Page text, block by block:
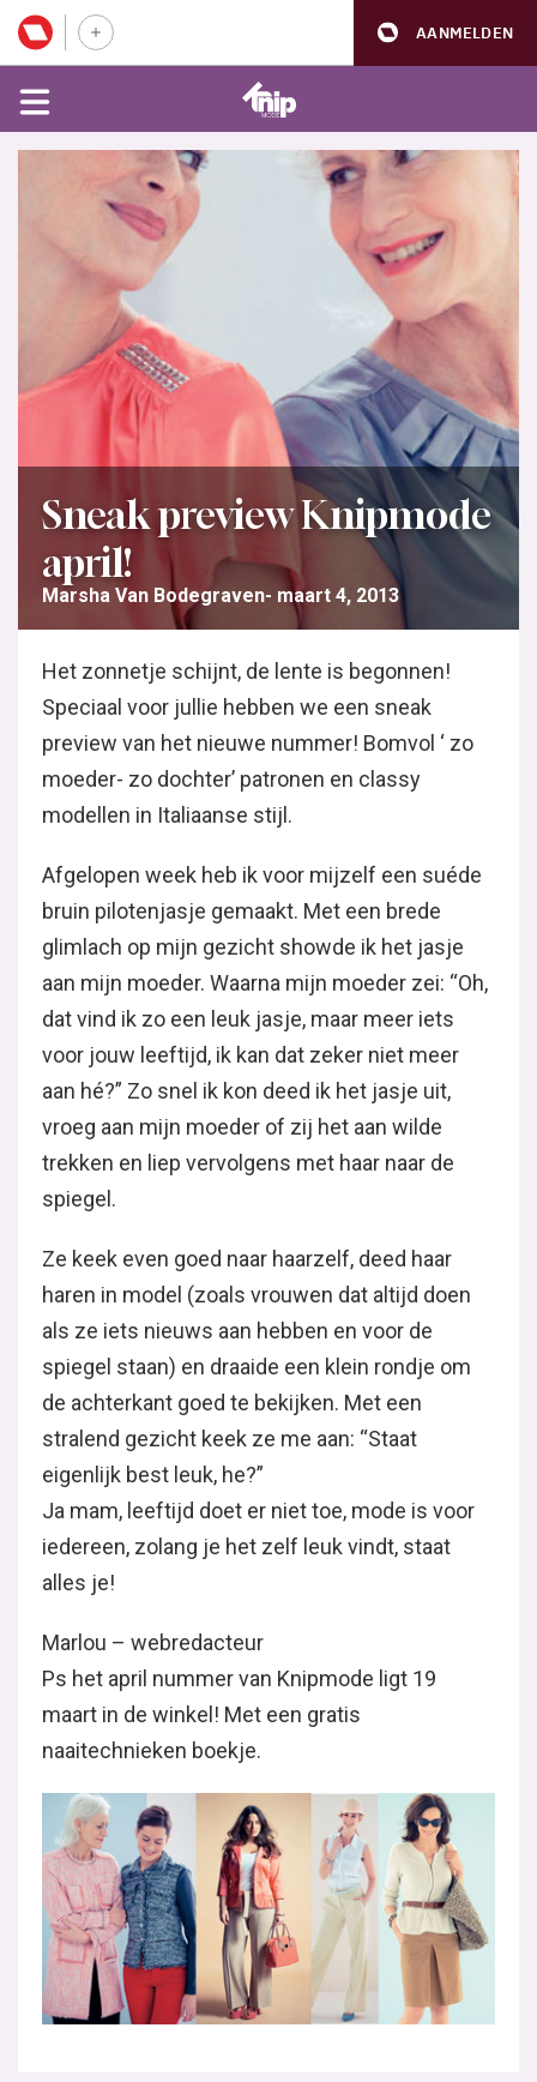
AANMELDEN
Sneak preview Knipmode
april!
Marsha Van Bodegraven maart 4, 2013
Het zonnetje schijnt, de lente is begonnen!
Speciaal voor jullie hebben we een sneak
preview van het nieuwe nummer! Bomvol ‘ zo
moeder- zo dochter’ patronen en classy
modellen in Italiaanse stijl.
Afgelopen week heb ik voor mijzelf een suéde
bruin pilotenjasje gemaakt. Met een brede
glimlach op mijn gezicht showde ik het jasje
aan mijn moeder. Waarna mijn moeder zei: “Oh,
dat vind ik zo een leuk jasje, maar meer iets
voor jouw leeftijd, ik kan dat zeker niet meer
aan hé?” Zo snel ik kon deed ik het jasje uit,
vroeg aan mijn moeder of zij het aan wilde
trekken en liep vervolgens met haar naar de
spiegel.
Ze keek even goed naar haarzelf, deed haar
haren in model (zoals vrouwen dat altijd doen
als ze iets nieuws aan hebben en voor de
spiegel staan) en draaide een klein rondje om
de achterkant goed te bekijken. Met een
stralend gezicht keek ze me aan: “Staat
eigenlijk best leuk, he?”
Ja mam, leeftijd doet er niet toe, mode is voor
iedereen, zolang je het zelf leuk vindt, staat
alles je!
Marlou – webredacteur
Ps het april nummer van Knipmode ligt 19
maart in de winkel! Met een gratis
naaitechnieken boekje.